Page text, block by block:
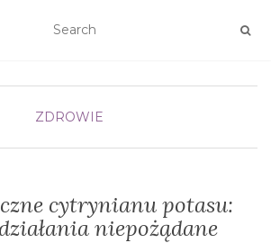
ZDROWIE
cytrynianu potasu:
niepożądane